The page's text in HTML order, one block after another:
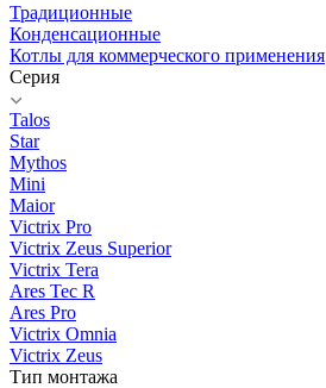
Традиционные
Конденсационные
Котлы для коммерческого применения
Серия
Talos
Star
Mythos
Mini
Maior
Victrix Pro
Victrix Zeus Superior
Victrix Tera
Ares Tec R
Ares Pro
Victrix Omnia
Victrix Zeus
Тип монтажа